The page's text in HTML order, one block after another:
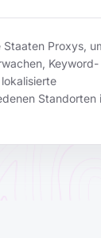
Staaten Proxys,
Keyword-
Standorten